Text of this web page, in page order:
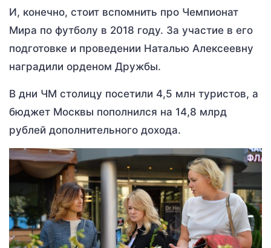
И, конечно, стоит вспомнить про Чемпионат
Мира по футболу в 2018 году. За участие в его
подготовке и проведении Наталью Алексеевну
наградили орденом Дружбы.
В дни ЧМ столицу посетили 4,5 млн туристов, а
бюджет Москвы пополнился на 14,8 млрд
рублей дополнительного дохода.